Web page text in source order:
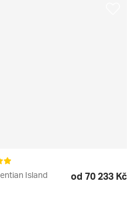
Island od 70 233 Kč